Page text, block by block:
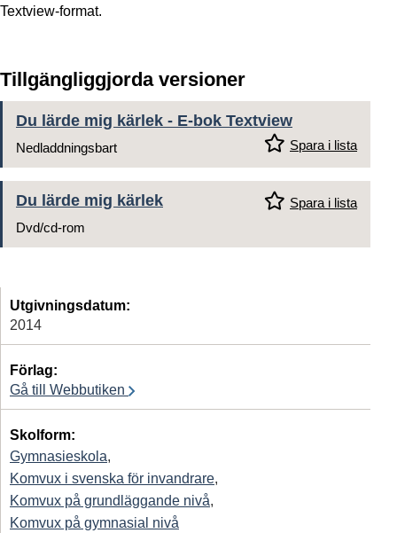
Textview-format.
Tillgängliggjorda versioner
Du lärde mig kärlek - E-bok Textview
Spara i lista
Nedladdningsbart
Du lärde mig kärlek
Spara i lista
Dvd/cd-rom
Utgivningsdatum:
2014
Förlag:
Gå till Webbutiken
Skolform:
Gymnasieskola,
Komvux i svenska för invandrare,
Komvux på grundläggande nivå,
Komvux på gymnasial nivå